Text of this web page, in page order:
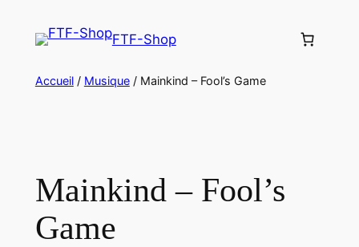
FTF-Shop
Accueil/ Musique/ Mainkind – Fool’s Game
Mainkind – Fool’s
Game